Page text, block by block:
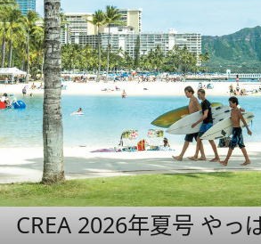
CREA 2026年夏号 やっ